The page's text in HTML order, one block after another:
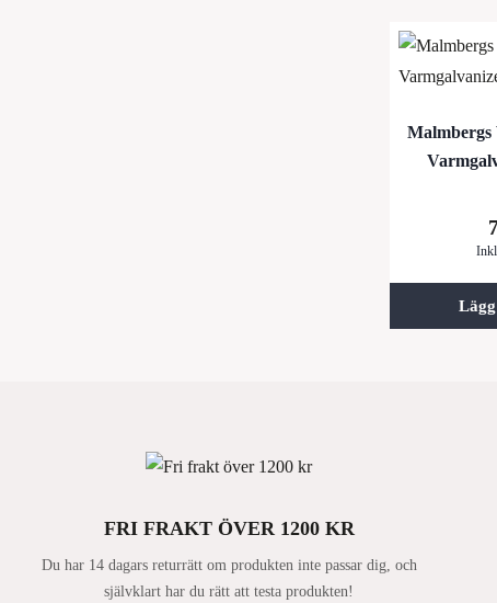
FRI FRAKT ÖVER 1200 KR
Du har 14 dagars returrätt om produkten inte passar dig, och
självklart har du rätt att testa produkten!